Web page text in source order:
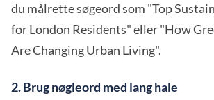
du målrette søgeord som "Top
for London Residents" eller "How
Are Changing Urban Living".
2. Brug nøgleord med lang hale